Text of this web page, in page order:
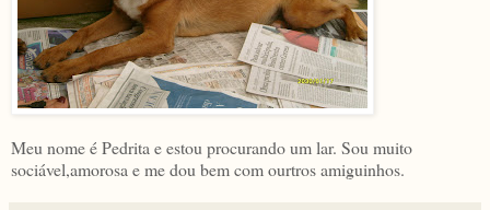
Meu nome é Pedrita e estou procurando um lar. Sou muito
sociável,amorosa e me dou bem com ourtros amiguinhos.